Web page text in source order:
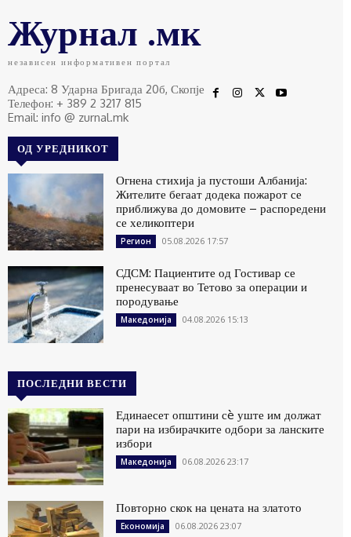
Журнал .мк
независен информативен портал
Адреса: 8 Ударна Бригада 20б, Скопје
Телефон: + 389 2 3217 815
Email: info @ zurnal.mk
ОД УРЕДНИКОТ
Огнена стихија ја пустоши Албанија:
Жителите бегаат додека пожарот се
приближува до домовите – распоредени
се хеликоптери
Регион 05.08.2026 17:57
СДСМ: Пациентите од Гостивар се
пренесуваат во Тетово за операции и
породување
Македонија 04.08.2026 15:13
ПОСЛЕДНИ ВЕСТИ
Единаесет општини сè уште им должат
пари на избирачките одбори за ланските
избори
Македонија 06.08.2026 23:17
Повторно скок на цената на златото
Економија 06.08.2026 23:07